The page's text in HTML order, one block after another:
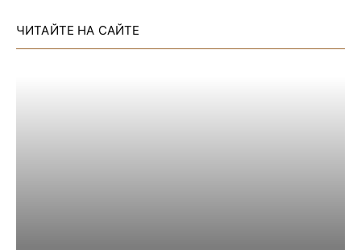
ЧИТАЙТЕ НА САЙТЕ